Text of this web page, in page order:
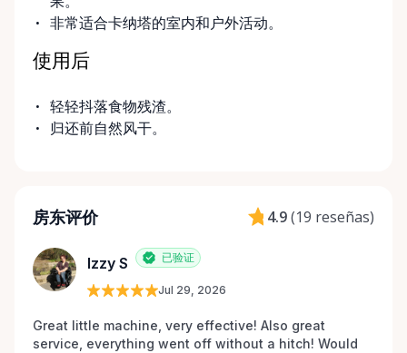
非常适合卡纳塔的室内和户外活动。
使用后
轻轻抖落食物残渣。
归还前自然风干。
房东评价 4.9(19 reseñas)
Izzy S 已验证
Jul 29, 2026
Great little machine, very effective! Also great
service, everything went off without a hitch! Would